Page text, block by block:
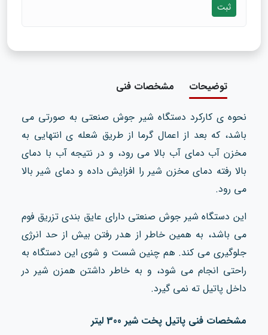
ثبت
توضیحات مشخصات فنی
نحوه ی کارکرد دستگاه شیر جوش صنعتی به صورتی می
باشد، که بعد از اعمال گرما از طریق شعله ی انتهایی به
مخزن آب دمای آب بالا می رود، و در نتیجه آب با دمای
بالا رفته دمای مخزن شیر را افزایش داده و دمای شیر بالا
می رود.
این دستگاه شیر جوش صنعتی دارای عایق بندی تزریق فوم
می باشد، به همین خاطر از هدر رفتن بیش از حد انرژی
جلوگیری می کند. هم چنین شست و شوی این دستگاه به
راحتی انجام می شود، و به خاطر داشتن همزن شیر در
داخل پاتیل ته نمی گیرد.
مشخصات فنی پاتیل پخت شیر 300 لیتر